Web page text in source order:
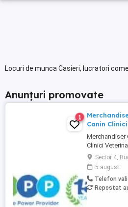
Locuri de munca Casieri, lucratori
Anunțuri promovate
1
Canin
Merchandiser
Clinici
Program: Full-
place să fii în
pentru
Canin își
Merchandiser
Sector 4,
5 august
Telefon
Repostat